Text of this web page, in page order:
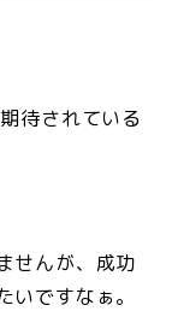
待されている
せんが、成功
ですなぁ。